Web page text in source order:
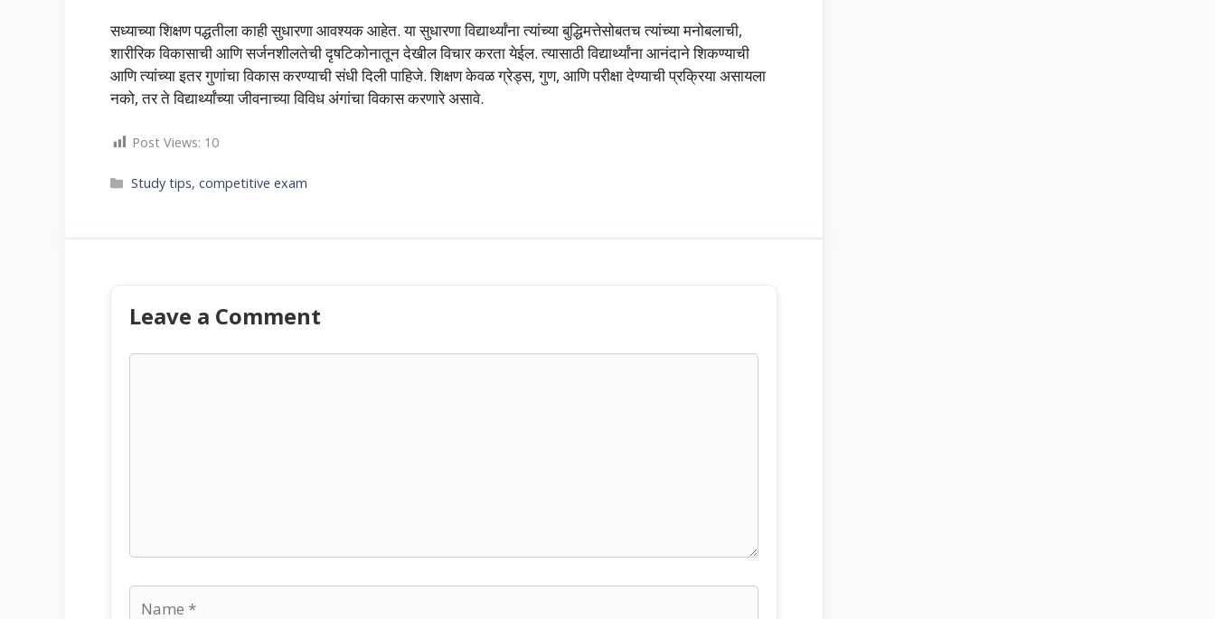
सध्याच्या शिक्षण पद्धतीला काही सुधारणा आवश्यक आहेत. या सुधारणा विद्यार्थ्यांना त्यांच्या बुद्धिमत्तेसोबतच त्यांच्या मनोबलाची,
शारीरिक विकासाची आणि सर्जनशीलतेची दृषटिकोनातून देखील विचार करता येईल. त्यासाठी विद्यार्थ्यांना आनंदाने शिकण्याची
आणि त्यांच्या इतर गुणांचा विकास करण्याची संधी दिली पाहिजे. शिक्षण केवळ ग्रेड्स, गुण, आणि परीक्षा देण्याची प्रक्रिया असायला
नको, तर ते विद्यार्थ्यांच्या जीवनाच्या विविध अंगांचा विकास करणारे असावे.
Post Views: 10
Categories
Study tips, competitive exam
Leave a Comment